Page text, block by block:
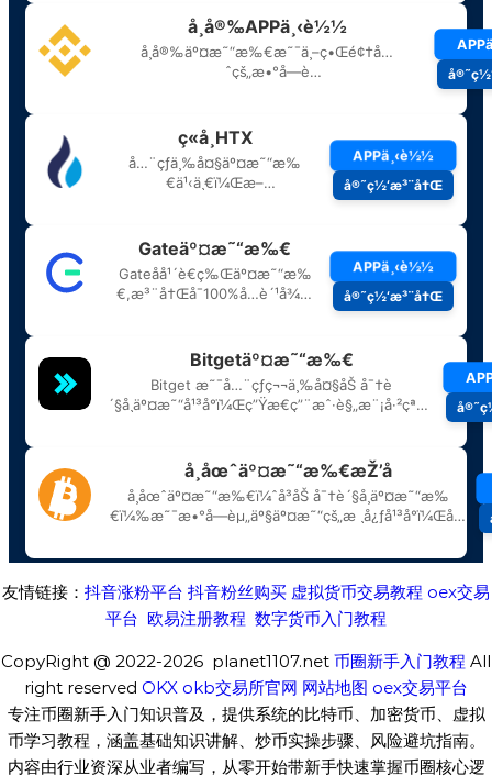
友情链接： 抖音涨粉平台 抖音粉丝购买 虚拟货币交易教程 oex交易
平台 欧易注册教程 数字货币入门教程
CopyRight @ 2022-2026 planet1107.net 币圈新手入门教程 All
right reserved OKX okb交易所官网 网站地图 oex交易平台
专注币圈新手入门知识普及，提供系统的比特币、加密货币、虚拟
币学习教程，涵盖基础知识讲解、炒币实操步骤、风险避坑指南。
内容由行业资深从业者编写，从零开始带新手快速掌握币圈核心逻